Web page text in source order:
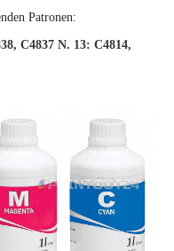
Patronen:
C4837 N. 13: C4814,